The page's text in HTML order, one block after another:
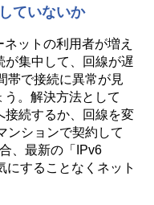
ていないか
ットの利用者が増え
が集中して、回線が遅
帯で接続に異常が見
。解決方法として
接続するか、回線を変
ンションで契約して
、最新の「IPv6
にすることなくネット